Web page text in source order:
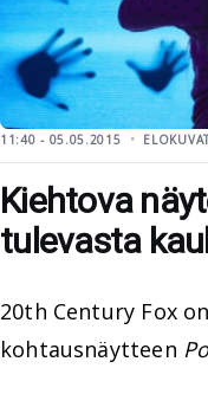
11:40 - 05.05.2015
Kiehtova
tulevasta
20th Century Fox
kohtausnäytteen